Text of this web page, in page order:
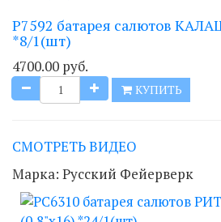
Р7592 батарея салютов
*8/1(шт)
4700.00 руб.
КУПИТЬ
СМОТРЕТЬ ВИДЕО
Марка: Русский Фейерверк